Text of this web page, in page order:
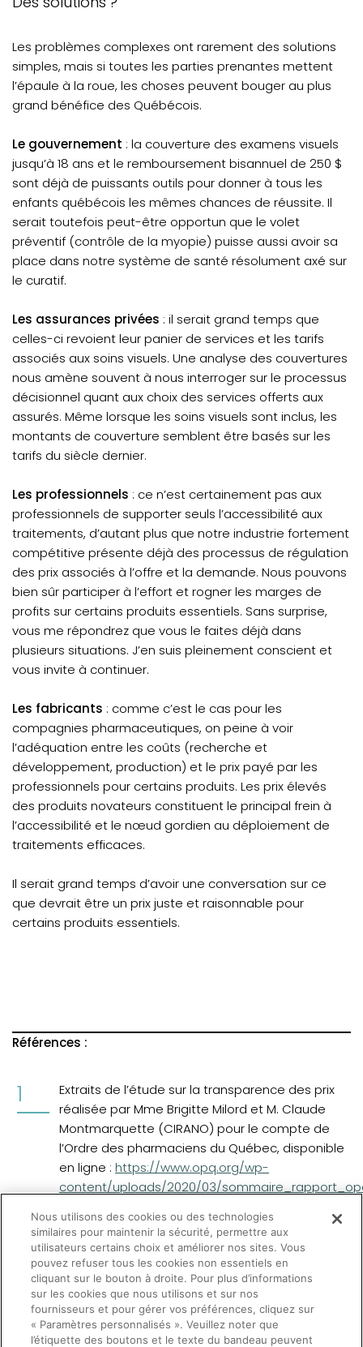
Les problèmes complexes ont rarement des solutions
simples, mais si toutes les parties prenantes mettent
l’épaule à la roue, les choses peuvent bouger au plus
grand bénéfice des Québécois.
Le gouvernement : la couverture des examens visuels
jusqu’à 18 ans et le remboursement bisannuel de 250 $
sont déjà de puissants outils pour donner à tous les
enfants québécois les mêmes chances de réussite. Il
serait toutefois peut-être opportun que le volet
préventif (contrôle de la myopie) puisse aussi avoir sa
place dans notre système de santé résolument axé sur
le curatif.
Les assurances privées : il serait grand temps que
celles-ci revoient leur panier de services et les tarifs
associés aux soins visuels. Une analyse des couvertures
nous amène souvent à nous interroger sur le processus
décisionnel quant aux choix des services offerts aux
assurés. Même lorsque les soins visuels sont inclus, les
montants de couverture semblent être basés sur les
tarifs du siècle dernier.
Les professionnels : ce n’est certainement pas aux
professionnels de supporter seuls l’accessibilité aux
traitements, d’autant plus que notre industrie fortement
compétitive présente déjà des processus de régulation
des prix associés à l’offre et la demande. Nous pouvons
bien sûr participer à l’effort et rogner les marges de
profits sur certains produits essentiels. Sans surprise,
vous me répondrez que vous le faites déjà dans
plusieurs situations. J’en suis pleinement conscient et
vous invite à continuer.
Les fabricants : comme c’est le cas pour les
compagnies pharmaceutiques, on peine à voir
l’adéquation entre les coûts (recherche et
développement, production) et le prix payé par les
professionnels pour certains produits. Les prix élevés
des produits novateurs constituent le principal frein à
l’accessibilité et le nœud gordien au déploiement de
traitements efficaces.
Il serait grand temps d’avoir une conversation sur ce
que devrait être un prix juste et raisonnable pour
certains produits essentiels.
Références :
Extraits de l’étude sur la transparence des prix
réalisée par Mme Brigitte Milord et M. Claude
Montmarquette (CIRANO) pour le compte de
l’Ordre des pharmaciens du Québec, disponible
en ligne : (opens in a new tab)
https://www.opq.org/wp-
content/uploads/2020/03/
Nouguez, Étienne, et Cyril Benoît. « Gouverner
(par) les prix. La fixation des prix des
médicaments remboursés en France », Revue
française de sociologie, vol. 58, no. 3, 2017,
pp. 399-424.
Nous utilisons des cookies ou des technologies
similaires pour maintenir la sécurité, permettre aux
utilisateurs certains choix et améliorer nos sites. Vous
pouvez refuser tous les cookies non essentiels en
cliquant sur le bouton à droite. Pour plus d’informations
sur les cookies que nous utilisons et sur nos
fournisseurs et pour gérer vos préférences, cliquez sur
« Paramètres personnalisés ». Veuillez noter que
l’étiquette des boutons et le texte du bandeau peuvent